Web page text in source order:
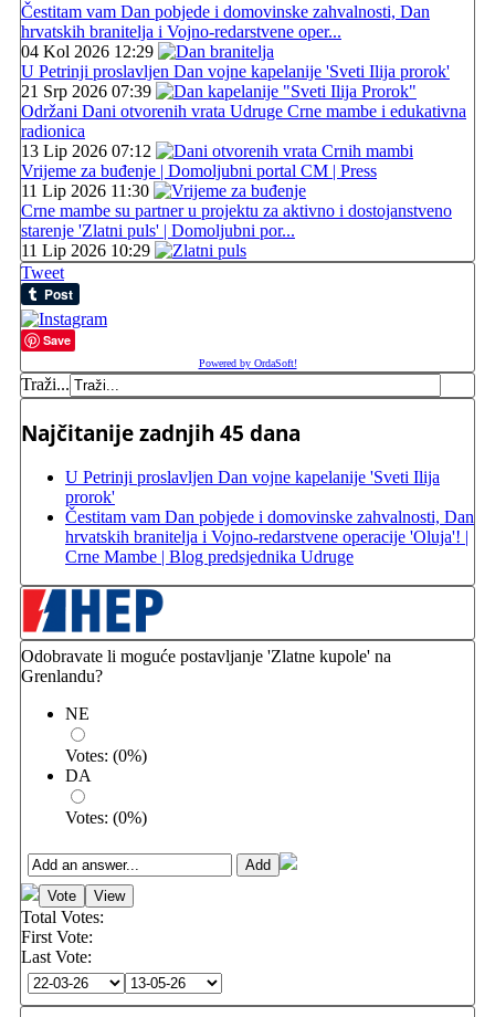
Čestitam vam Dan pobjede i domovinske zahvalnosti, Dan
hrvatskih branitelja i Vojno-redarstvene oper...
04 Kol 2026 12:29
U Petrinji proslavljen Dan vojne kapelanije 'Sveti Ilija prorok'
21 Srp 2026 07:39
Održani Dani otvorenih vrata Udruge Crne mambe i edukativna
radionica
13 Lip 2026 07:12
Vrijeme za buđenje | Domoljubni portal CM | Press
11 Lip 2026 11:30
Crne mambe su partner u projektu za aktivno i dostojanstveno
starenje 'Zlatni puls' | Domoljubni por...
11 Lip 2026 10:29
Tweet
Save
Powered by OrdaSoft!
Traži...
Najčitanije zadnjih 45 dana
U Petrinji proslavljen Dan vojne kapelanije 'Sveti Ilija
prorok'
Čestitam vam Dan pobjede i domovinske zahvalnosti, Dan
hrvatskih branitelja i Vojno-redarstvene operacije 'Oluja'! |
Crne Mambe | Blog predsjednika Udruge
Odobravate li moguće postavljanje 'Zlatne kupole' na
Grenlandu?
NE
Votes: (0%)
DA
Votes: (0%)
Total Votes:
First Vote:
Last Vote: